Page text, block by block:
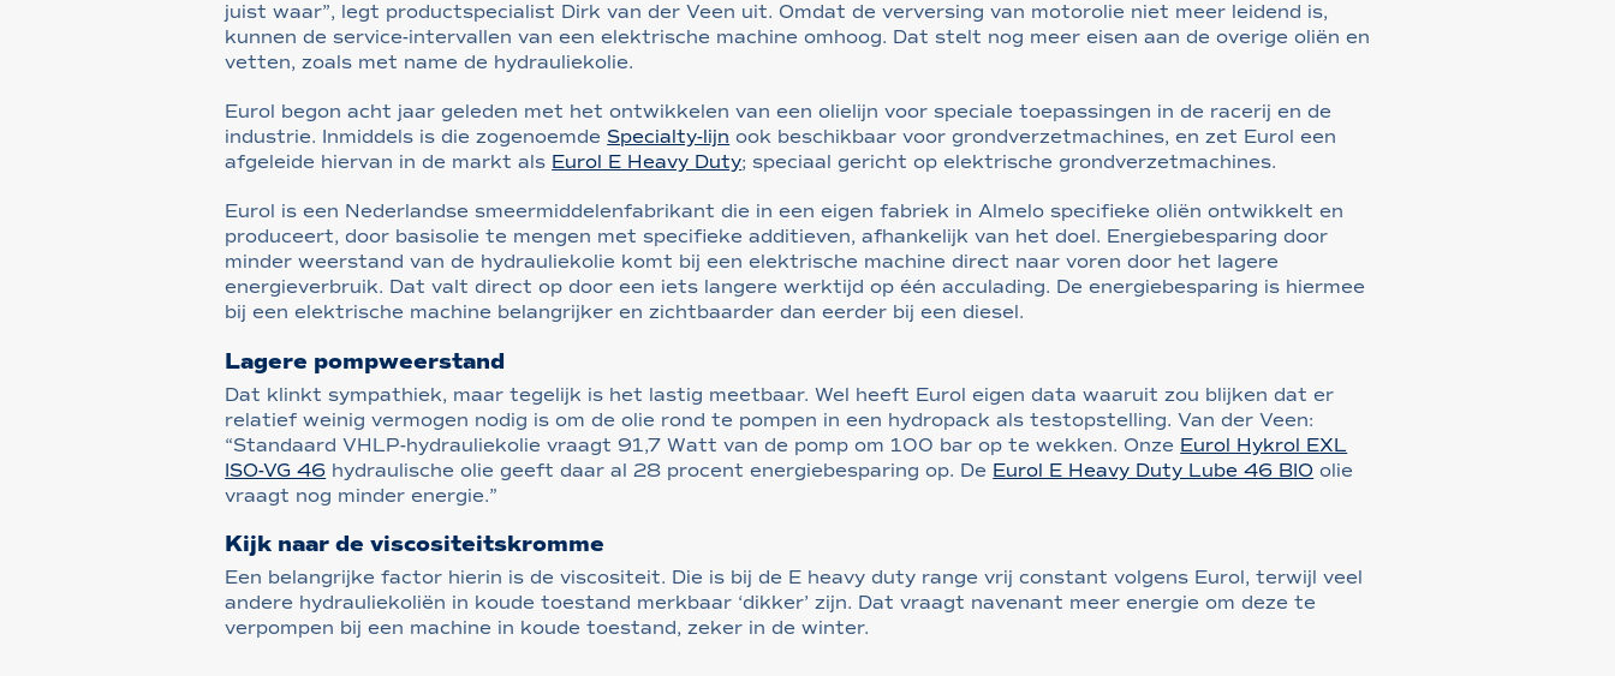
juist waar”, legt productspecialist Dirk van der Veen uit. Omdat de verversing van motorolie niet meer leidend is,
kunnen de service-intervallen van een elektrische machine omhoog. Dat stelt nog meer eisen aan de overige oliën en
vetten, zoals met name de hydrauliekolie.
Eurol begon acht jaar geleden met het ontwikkelen van een olielijn voor speciale toepassingen in de racerij en de
industrie. Inmiddels is die zogenoemde Specialty-lijn ook beschikbaar voor grondverzetmachines, en zet Eurol een
afgeleide hiervan in de markt als Eurol E Heavy Duty; speciaal gericht op elektrische grondverzetmachines.
Eurol is een Nederlandse smeermiddelenfabrikant die in een eigen fabriek in Almelo specifieke oliën ontwikkelt en
produceert, door basisolie te mengen met specifieke additieven, afhankelijk van het doel. Energiebesparing door
minder weerstand van de hydrauliekolie komt bij een elektrische machine direct naar voren door het lagere
energieverbruik. Dat valt direct op door een iets langere werktijd op één acculading. De energiebesparing is hiermee
bij een elektrische machine belangrijker en zichtbaarder dan eerder bij een diesel.
Lagere pompweerstand
Dat klinkt sympathiek, maar tegelijk is het lastig meetbaar. Wel heeft Eurol eigen data waaruit zou blijken dat er
relatief weinig vermogen nodig is om de olie rond te pompen in een hydropack als testopstelling. Van der Veen:
“Standaard VHLP-hydrauliekolie vraagt 91,7 Watt van de pomp om 100 bar op te wekken. Onze Eurol Hykrol EXL
ISO-VG 46 hydraulische olie geeft daar al 28 procent energiebesparing op. De Eurol E Heavy Duty Lube 46 BIO olie
vraagt nog minder energie.”
Kijk naar de viscositeitskromme
Een belangrijke factor hierin is de viscositeit. Die is bij de E heavy duty range vrij constant volgens Eurol, terwijl veel
andere hydrauliekoliën in koude toestand merkbaar ‘dikker’ zijn. Dat vraagt navenant meer energie om deze te
verpompen bij een machine in koude toestand, zeker in de winter.